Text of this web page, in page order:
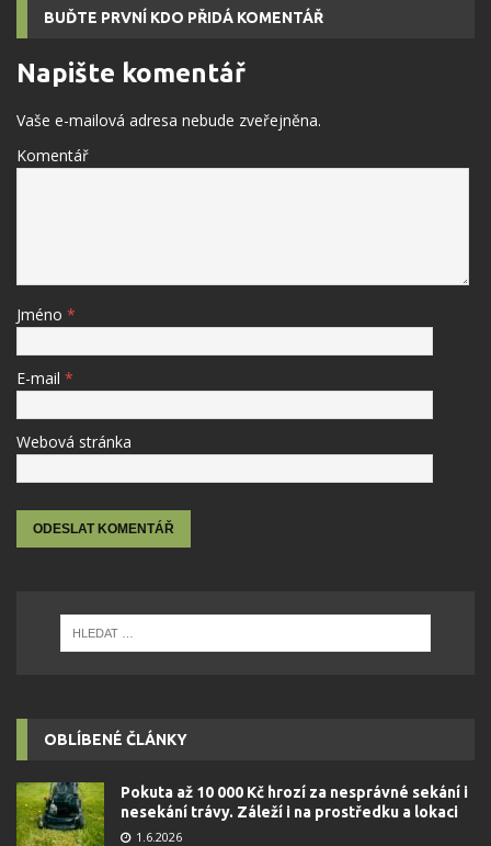
BUĎTE PRVNÍ KDO PŘIDÁ KOMENTÁŘ
Napište komentář
Vaše e-mailová adresa nebude zveřejněna.
Komentář
Jméno *
E-mail *
Webová stránka
OBLÍBENÉ ČLÁNKY
Pokuta až 10 000 Kč hrozí za nesprávné sekání i
nesekání trávy. Záleží i na prostředku a lokaci
1.6.2026